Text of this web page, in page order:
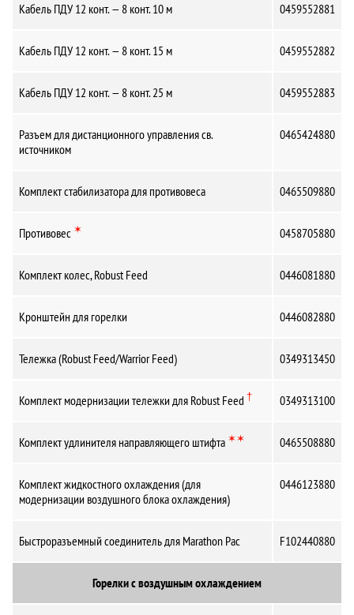
Кабель ПДУ 12 конт. — 8 конт. 10 м 0459552881
Кабель ПДУ 12 конт. — 8 конт. 15 м 0459552882
Кабель ПДУ 12 конт. — 8 конт. 25 м 0459552883
Разъем для дистанционного управления св.
источником
0465424880
Комплект стабилизатора для противовеса 0465509880
Противовес ✶ 0458705880
Комплект колес, Robust Feed 0446081880
Кронштейн для горелки 0446082880
Тележка (Robust Feed/Warrior Feed) 0349313450
Комплект модернизации тележки для Robust Feed † 0349313100
Комплект удлинителя направляющего штифта ✶✶ 0465508880
Комплект жидкостного охлаждения (для
модернизации воздушного блока охлаждения)
0446123880
Быстроразъемный соединитель для Marathon Pac F102440880
Горелки с воздушным охлаждением